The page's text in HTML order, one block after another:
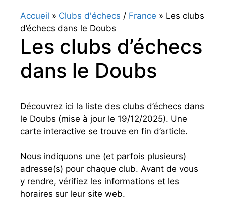
Accueil » Clubs d'échecs / France » Les clubs
d’échecs dans le Doubs
Les clubs d’échecs
dans le Doubs
Découvrez ici la liste des clubs d’échecs dans
le Doubs (mise à jour le 19/12/2025). Une
carte interactive se trouve en fin d’article.
Nous indiquons une (et parfois plusieurs)
adresse(s) pour chaque club. Avant de vous
y rendre, vérifiez les informations et les
horaires sur leur site web.